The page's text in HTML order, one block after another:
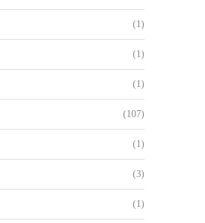
(1)
(1)
(1)
(107)
(1)
(3)
(1)